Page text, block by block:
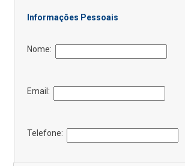
Informações Pessoais
Nome:
Email:
Telefone: